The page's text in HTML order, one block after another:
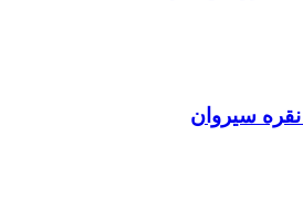
نقره سیروان